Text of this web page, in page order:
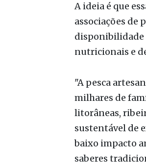
pesca
A ideia é que
associações de
nutricionais e
"A pesca
milhares de
litorâneas,
sustentável de